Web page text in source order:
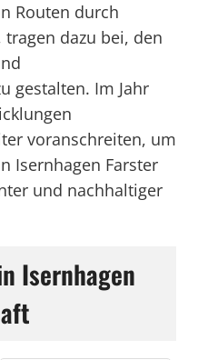
Routen durch
dazu bei, den
gestalten. Im Jahr
voranschreiten, um
Isernhagen Farster
und nachhaltiger
Isernhagen